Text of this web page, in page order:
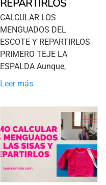
REPARTIRLOS
CALCULAR LOS
MENGUADOS DEL
ESCOTE Y REPARTIRLOS
PRIMERO TEJE LA
ESPALDA Aunque,
Leer más